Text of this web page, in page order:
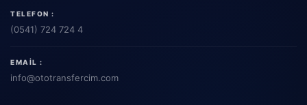
TELEFON :
(0541) 724 724 4
EMAIL :
info@ototransfercim.com